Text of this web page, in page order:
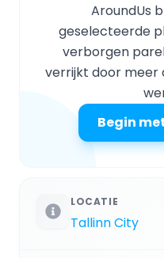
AroundUs
geselecteerde
verborgen
verrijkt door meer
Begin
LOCATIE
Tallinn City